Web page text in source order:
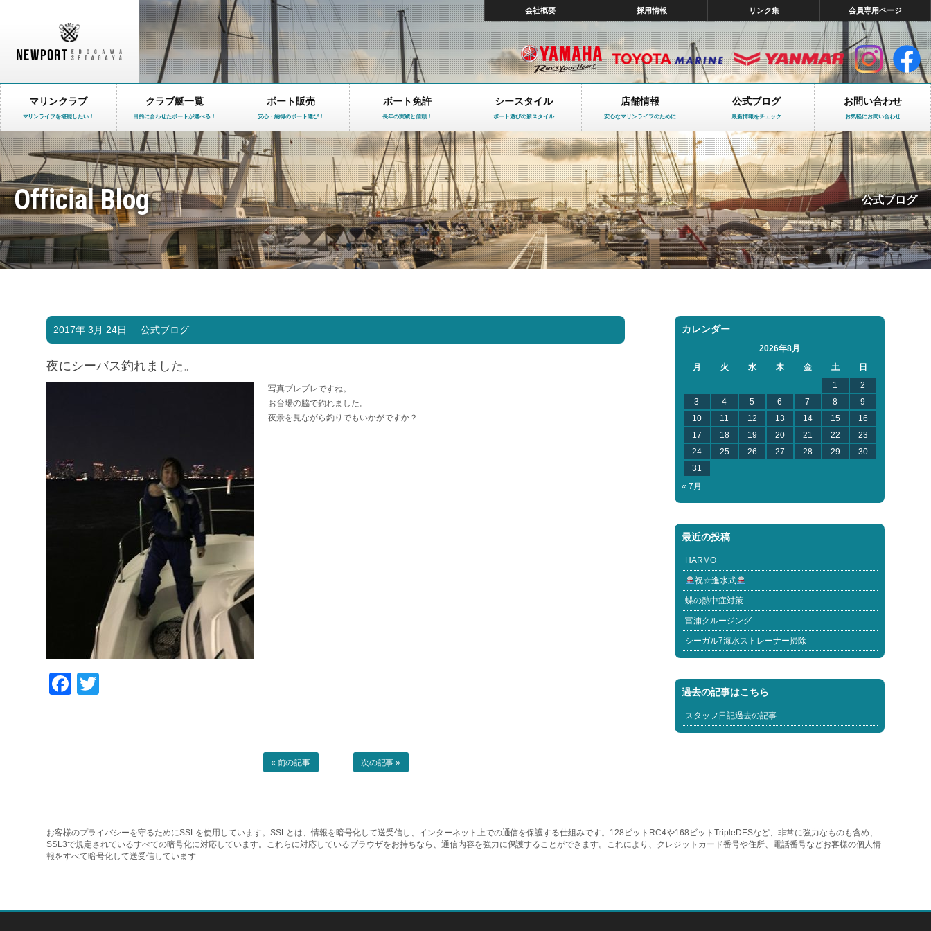
会社概要 採用情報 リンク集 会員専用ページ
マリンクラブ
マリンライフを堪能したい！
クラブ艇一覧
目的に合わせたボートが選べる！
ボート販売
安心・納得のボート選び！
ボート免許
長年の実績と信頼！
シースタイル
ボート遊びの新スタイル
店舗情報
安心なマリンライフのために
公式ブログ
最新情報をチェック
お問い合わせ
お気軽にお問い合わせ
Official Blog 公式ブログ
2017年 3月 24日 公式ブログ
夜にシーバス釣れました。
写真ブレブレですね。
お台場の脇で釣れました。
夜景を見ながら釣りでもいかがですか？
Facebook
« 前の記事 次の記事 »
カレンダー
2026年8月
月
火 水 木 金 土
日
1
2
3
4 5 6 7 8
9
10
11 12 13 14 15
16
17
18 19 20 21 22
23
24
25 26 27 28 29
30
31
« 7月
最近の投稿
HARMO
祝☆進水式
蝶の熱中症対策
富浦クルージング
シーガル7海水ストレーナー掃除
過去の記事はこちら
スタッフ日記過去の記事
お客様のプライバシーを守るためにSSLを使用しています。SSLとは、情報を暗号化して送受信し、インターネット上での通信を保護する仕組みです。128ビットRC4や168ビットTripleDESなど、非常に強力なものも含め、
SSL3で規定されているすべての暗号化に対応しています。これらに対応しているブラウザをお持ちなら、通信内容を強力に保護することができます。これにより、クレジットカード番号や住所、電話番号などお客様の個人情
報をすべて暗号化して送受信しています